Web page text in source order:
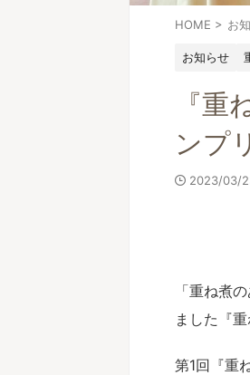
HOME > お
お知らせ
『重
ンプ
2023/03/
「重ね煮
ました『
第1回『重